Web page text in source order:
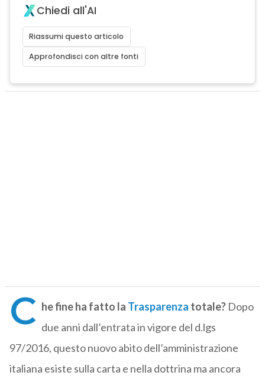
Chiedi all'AI
Riassumi questo articolo
Approfondisci con altre fonti
C he fine ha fatto la Trasparenza totale?Dopo
due anni dall’entrata in vigore del d.lgs
97/2016, questo nuovo abito dell’amministrazione
italiana esiste sulla carta e nella dottrina ma ancora